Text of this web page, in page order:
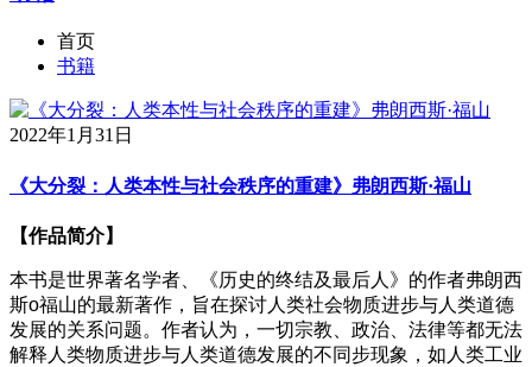
首页
书籍
2022年1月31日
《大分裂：人类本性与社会秩序的重建》弗朗西斯·福山
【作品简介】
本书是世界著名学者、《历史的终结及最后人》的作者弗朗西
斯o福山的最新著作，旨在探讨人类社会物质进步与人类道德
发展的关系问题。作者认为，一切宗教、政治、法律等都无法
解释人类物质进步与人类道德发展的不同步现象，如人类工业